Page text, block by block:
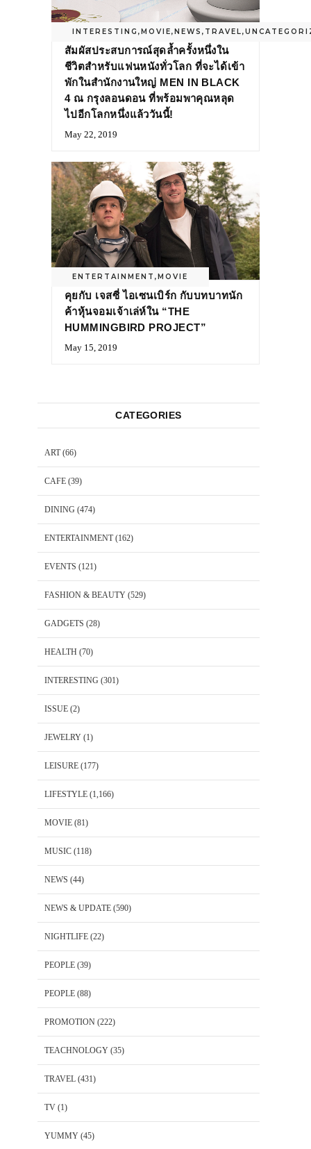
INTERESTING ,MOVIE,NEWS , TRAVEL,
สัมผัสประสบการณ์สุดล้ำครั้งหนึ่งใน
ชีวิตสำหรับแฟนหนังทั่วโลก ที่จะได้เข้า
พักในสำนักงานใหญ่ MEN IN BLACK
4 ณ กรุงลอนดอน ที่พร้อมพาคุณหลุด
ไปอีกโลกหนึ่งแล้ววันนี้!
May 22, 2019
ENTERTAINMENT , MOVIE
คุยกับ เจสซี่ ไอเซนเบิร์ก กับบทบาทนัก
ค้าหุ้นจอมเจ้าเล่ห์ใน “THE
HUMMINGBIRD PROJECT”
May 15, 2019
CATEGORIES
ART(66)
CAFE (39)
DINING (474)
ENTERTAINMENT(162)
EVENTS (121)
FASHION & BEAUTY (529)
GADGETS (28)
HEALTH (70)
INTERESTING (301)
ISSUE (2)
JEWELRY (1)
LEISURE (177)
LIFESTYLE (1,166)
MOVIE (81)
MUSIC (118)
NEWS (44)
NEWS & UPDATE (590)
NIGHTLIFE (22)
PEOPLE (39)
PEOPLE (88)
PROMOTION (222)
TEACHNOLOGY (35)
TRAVEL (431)
TV (1)
YUMMY (45)